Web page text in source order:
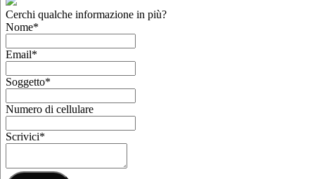
Cerchi qualche informazione in più?
Nome*
Email*
Soggetto*
Numero di cellulare
Scrivici*